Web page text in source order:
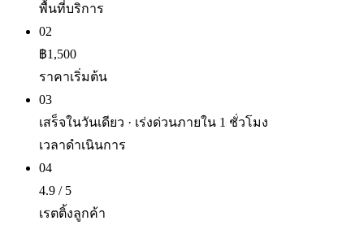
พื้นที่บริการ
02
฿1,500
ราคาเริ่มต้น
03
เสร็จในวันเดียว · เร่งด่วนภายใน 1 ชั่วโมง
เวลาดำเนินการ
04
4.9 / 5
เรตติ้งลูกค้า